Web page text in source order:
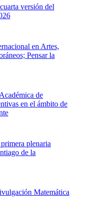
versión del
en Artes,
Pensar la
de
en el ámbito de
plenaria
de la
Matemática